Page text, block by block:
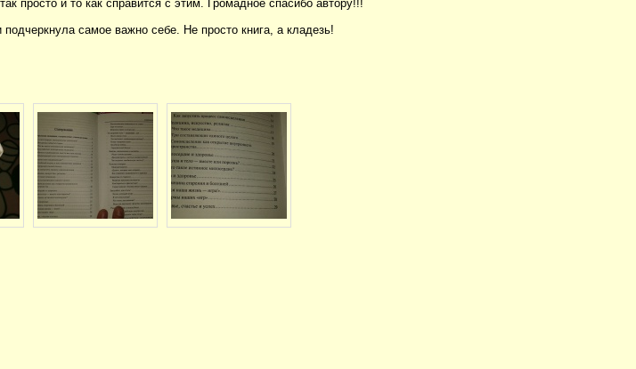
просто и то как справится с этим. Громадное спасибо автору!!!
самое важно себе. Не просто книга, а кладезь!